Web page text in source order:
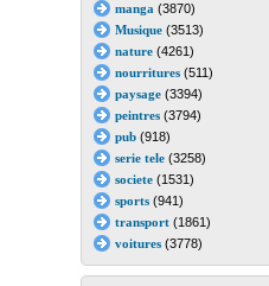
manga (3870)
Musique(3513)
nature(4261)
nourritures(511)
paysage(3394)
peintres(3794)
pub(918)
serie tele(3258)
societe(1531)
sports(941)
transport(1861)
voitures(3778)